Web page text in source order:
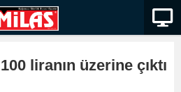
liranın üzerine çıktı